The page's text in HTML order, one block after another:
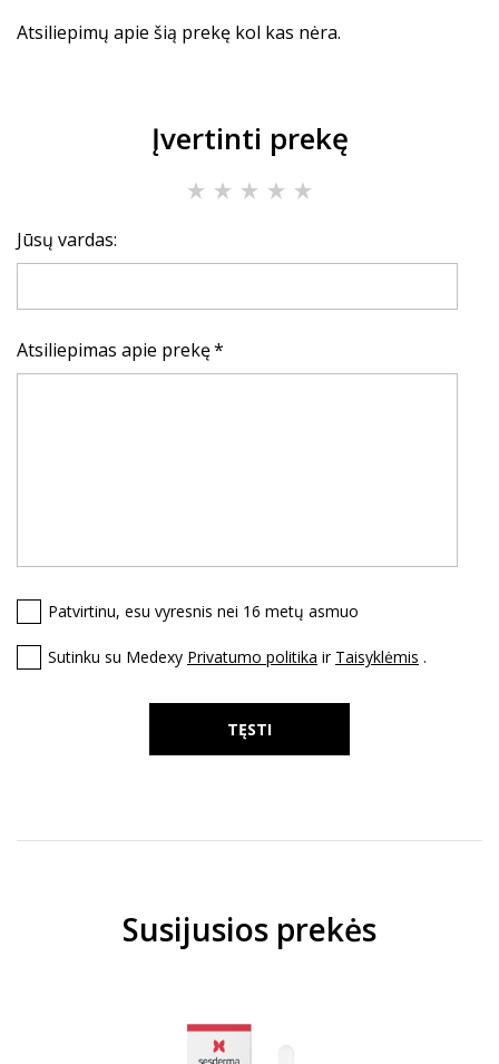
Atsiliepimų apie šią prekę kol kas nėra.
Įvertinti prekę
Jūsų vardas:
Atsiliepimas apie prekę
Patvirtinu, esu vyresnis nei 16 metų asmuo
Sutinku su Medexy Privatumo politika ir Taisyklėmis .
TĘSTI
Susijusios prekės